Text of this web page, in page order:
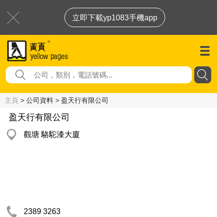
立即下載yp1083手機app
主頁 > 公司資料 > 盈天行有限公司
盈天行有限公司
觀塘 駱駝漆大廈
2389 3263